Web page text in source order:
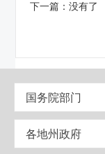
下一篇：没有了
国务院部门
各地州政府